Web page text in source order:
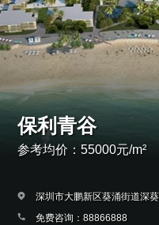
保利青谷
参考均价：55000元/m²
深圳市大鹏新区葵涌街道深
免费咨询：88866888